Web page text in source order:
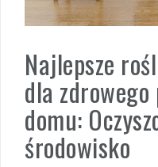
Najlepsze
dla
domu:
środowisko